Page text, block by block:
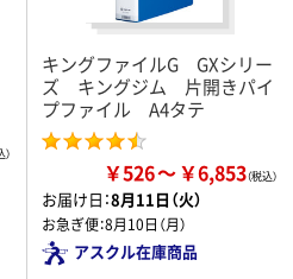
キングファイルG GXシリー
ズ キングジム 片開きパイ
プファイル A4タテ
￥526 ￥6,853
お届け日：8月11日（火）
お急ぎ便：8月10日（月）
アスクル在庫商品